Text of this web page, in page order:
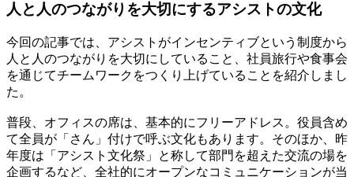
人と人のつながりを大切にするアシストの文化
今回の記事では、アシストがインセンティブという制度から
人と人のつながりを大切にしていること、社員旅行や食事会
を通じてチームワークをつくり上げていることを紹介しまし
た。
普段、オフィスの席は、基本的にフリーアドレス。役員含め
て全員が「さん」付けで呼ぶ文化もあります。そのほか、昨
年度は「アシスト文化祭」と称して部門を超えた交流の場を
企画するなど、全社的にオープンなコミュニケーションが当